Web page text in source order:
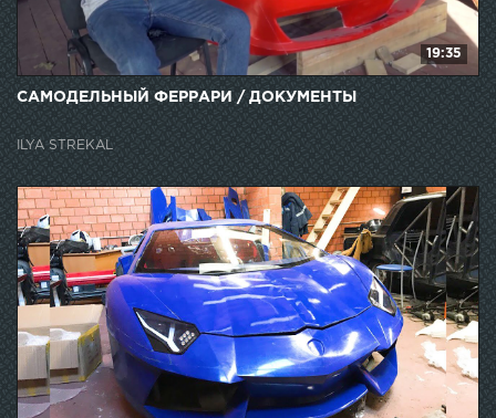
19:35
САМОДЕЛЬНЫЙ ФЕРРАРИ / ДОКУМЕНТЫ
ILYA STREKAL